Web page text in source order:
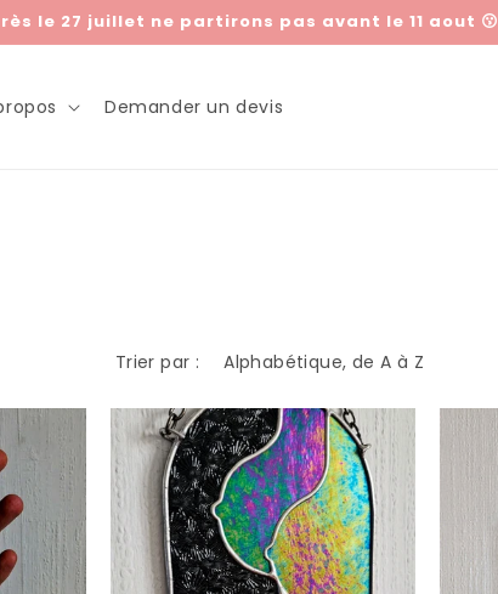
le 27 juillet ne partirons pas avant le 11 aout 😗
Demander un devis
Trier par :